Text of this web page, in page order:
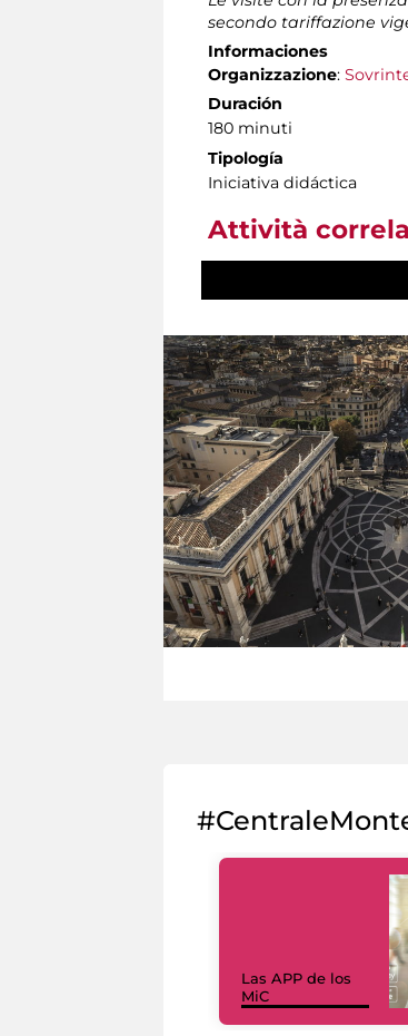
secondo tariffazione
Informaciones
Organizzazione:
Duración
180 minuti
Tipología
Iniciativa didáctica
Attività
Las APP de los
MiC